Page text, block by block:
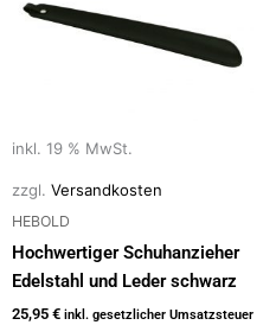
inkl. 19 % MwSt.
zzgl. Versandkosten
HEBOLD
Hochwertiger Schuhanzieher
Edelstahl und Leder schwarz
25,95 € inkl. gesetzlicher Umsatzsteuer